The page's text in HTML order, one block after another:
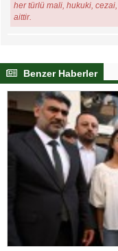
her türlü mali, hukuki,
aittir.
Benzer Haberler